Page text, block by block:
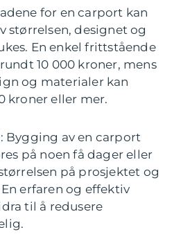
for en carport kan
størrelsen, designet og
En enkel frittstående
10 000 kroner, mens
og materialer kan
kroner eller mer.
Bygging av en carport
på noen få dager eller
på prosjektet og
erfaren og effektiv
til å redusere